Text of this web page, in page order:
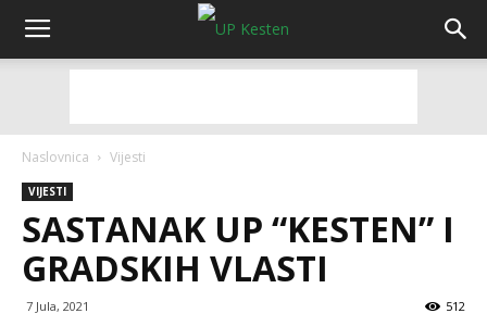
Naslovnica Vijesti
VIJESTI
SASTANAK UP “KESTEN” I
GRADSKIH VLASTI
7 Jula, 2021 512